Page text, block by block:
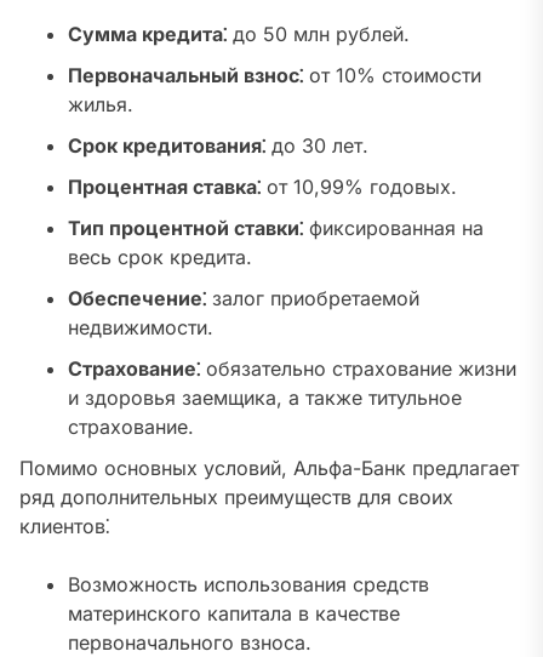
Сумма кредита⁚ до 50 млн рублей.
Первоначальный взнос⁚ от 10% стоимости
жилья.
Срок кредитования⁚ до 30 лет.
Процентная ставка⁚ от 10,99% годовых.
Тип процентной ставки⁚ фиксированная на
весь срок кредита.
Обеспечение⁚ залог приобретаемой
недвижимости.
Страхование⁚ обязательно страхование жизни
и здоровья заемщика, а также титульное
страхование.
Помимо основных условий, Альфа-Банк предлагает
ряд дополнительных преимуществ для своих
клиентов⁚
Возможность использования средств
материнского капитала в качестве
первоначального взноса.